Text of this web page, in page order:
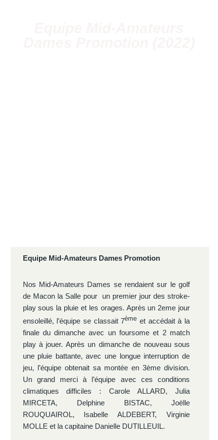
Equipe Mid-Amateurs Dames Promotion
Nos Mid-Amateurs Dames se rendaient sur le golf
de Macon la Salle pour un premier jour des stroke-
play sous la pluie et les orages. Après un 2eme jour
ensoleillé, l’équipe se classait 7ème et accédait à la
finale du dimanche avec un foursome et 2 match
play à jouer. Après un dimanche de nouveau sous
une pluie battante, avec une longue interruption de
jeu, l’équipe obtenait sa montée en 3ème division.
Un grand merci à l’équipe avec ces conditions
climatiques difficiles : Carole ALLARD, Julia
MIRCETA, Delphine BISTAC, Joëlle
ROUQUAIROL, Isabelle ALDEBERT, Virginie
MOLLE et la capitaine Danielle DUTILLEUIL.